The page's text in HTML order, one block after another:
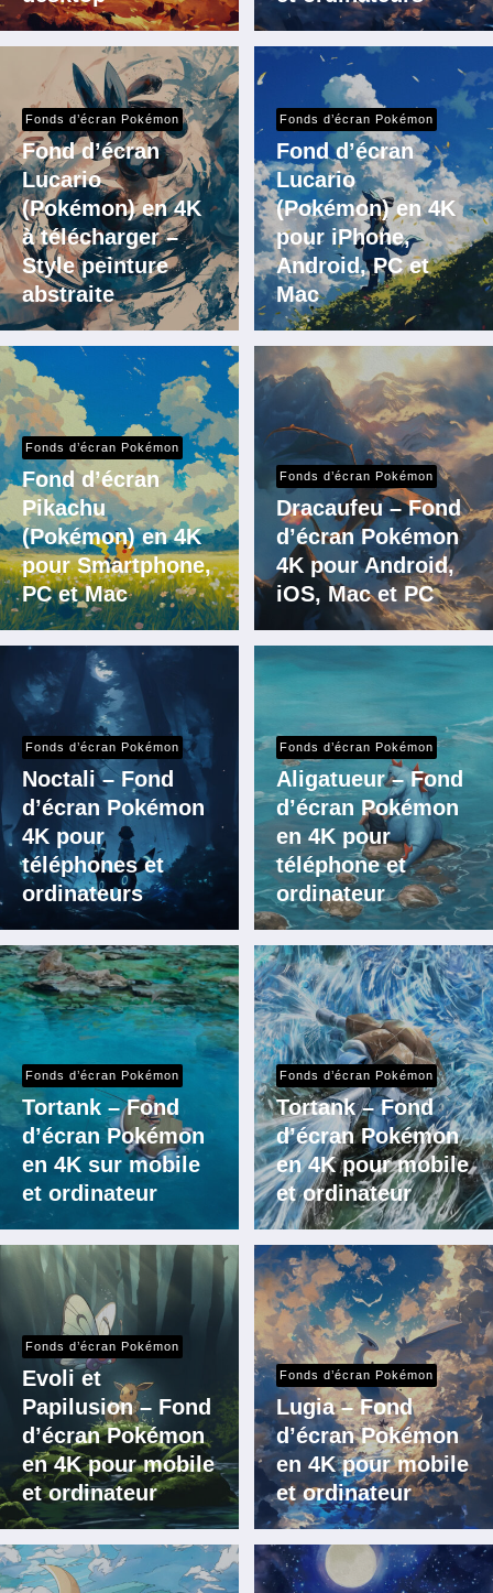
Fonds d’écran Pokémon
Fond d’écran
Lucario
(Pokémon) en 4K
à télécharger –
Style peinture
abstraite
Fonds d’écran Pokémon
Fond d’écran
Lucario
(Pokémon) en 4K
pour iPhone,
Android, PC et
Mac
Fonds d’écran Pokémon
Fond d’écran
Pikachu
(Pokémon) en 4K
pour Smartphone,
PC et Mac
Fonds d’écran Pokémon
Dracaufeu – Fond
d’écran Pokémon
4K pour Android,
iOS, Mac et PC
Fonds d’écran Pokémon
Noctali – Fond
d’écran Pokémon
4K pour
téléphones et
ordinateurs
Fonds d’écran Pokémon
Aligatueur – Fond
d’écran Pokémon
en 4K pour
téléphone et
ordinateur
Fonds d’écran Pokémon
Tortank – Fond
d’écran Pokémon
en 4K sur mobile
et ordinateur
Fonds d’écran Pokémon
Tortank – Fond
d’écran Pokémon
en 4K pour mobile
et ordinateur
Fonds d’écran Pokémon
Evoli et
Papilusion – Fond
d’écran Pokémon
en 4K pour mobile
et ordinateur
Fonds d’écran Pokémon
Lugia – Fond
d’écran Pokémon
en 4K pour mobile
et ordinateur